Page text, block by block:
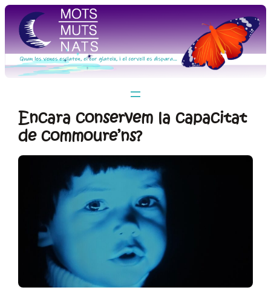
Vés
al
contingut
Encara conservem la capacitat
de commoure’ns?